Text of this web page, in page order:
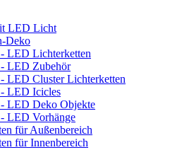
LED Licht
Deko
LED Lichterketten
LED Zubehör
LED Cluster Lichterketten
LED Icicles
LED Deko Objekte
LED Vorhänge
für Außenbereich
für Innenbereich